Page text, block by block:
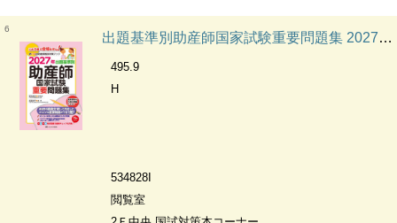
6
出題基準別助産師国家試験重要問題集 2027年 第110回助産師国試対策ブック
495.9
H
534828I
閲覧室